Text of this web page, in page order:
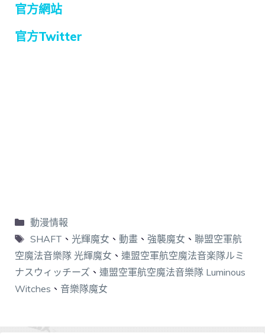
官方網站
官方Twitter
動漫情報
SHAFT 、 光輝魔女 、 動畫、 強襲魔女 、 聯盟空軍航
空魔法音樂隊 光輝魔女 、 連盟空軍航空魔法音楽隊ルミ
ナスウィッチーズ 、 連盟空軍航空魔法音樂隊 Luminous
Witches 、 音樂隊魔女